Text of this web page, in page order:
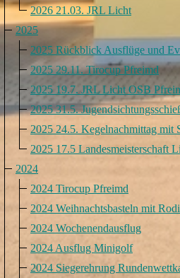
2026 21.03. JRL Licht
2025
2025 Rückblick Ausflüge und
2025 29.11. Tirocup Pfreimd
2025 19.7. JRL Licht OSB
2025 31.5.
2025 24.5. Kegelnachmittag mit
2025 17.5 Landesmeisterschaft
2024
2024 Tirocup Pfreimd
2024 Weihnachtsbasteln mit
2024 Wochenendausflug
2024 Ausflug Minigolf
2024 Siegerehrung